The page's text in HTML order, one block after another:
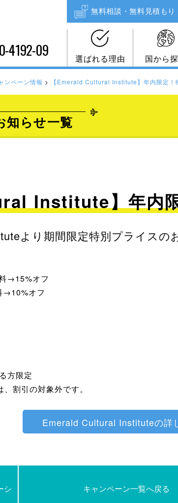
無料相談・無料見積もり
4192-09 選ばれる理由 国から
ンペーン情報 > 【Emerald Cultural Institute】年内限定！
知らせ一覧
Institute】年内
より期間限定特別プライスの
→15%オフ
→10%オフ
方限定
割引の対象外です。
Emerald Cultural Instituteの詳
シ
キャンペーン一覧へ戻る